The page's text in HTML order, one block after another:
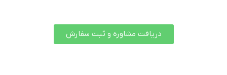
دریافت مشاوره و ثبت سفارش